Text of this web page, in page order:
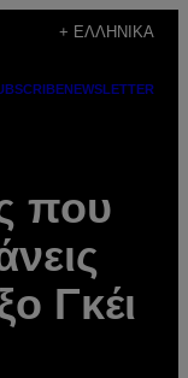
+ ΕΛΛΗΝΙΚΆ
NEWSLETTER
που
Γκέι